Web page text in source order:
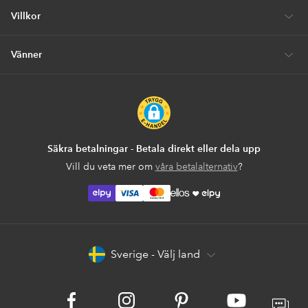
Villkor
Vänner
Säkra betalningar - Betala direkt eller dela upp
Vill du veta mer om våra betalalternativ?
elpy elpy
Sverige - Välj land
Facebook Instagram Pinterest
Youtube